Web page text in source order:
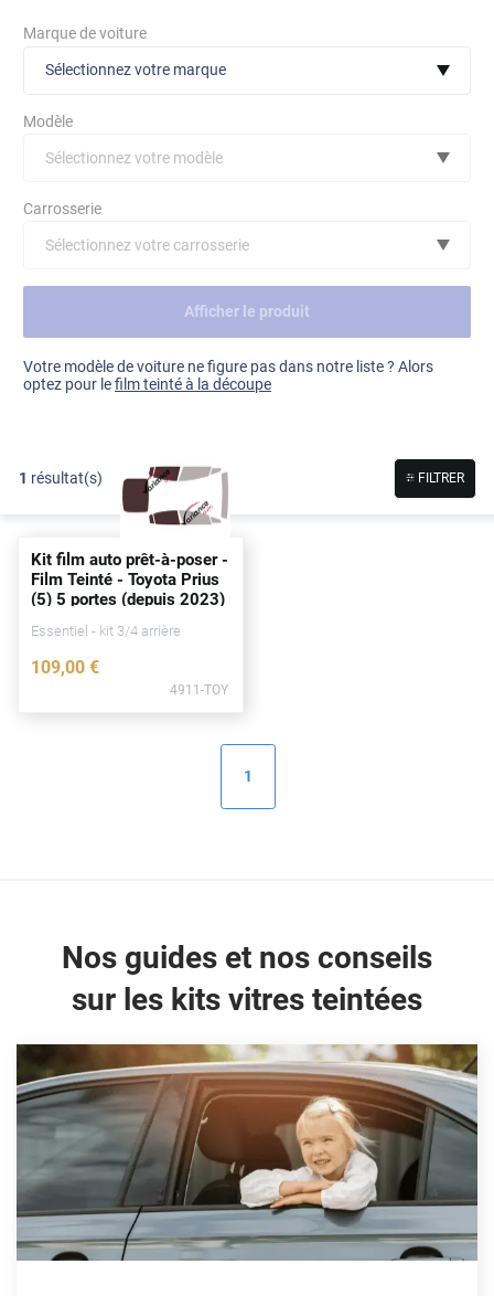
Marque de voiture
Sélectionnez votre marque
Ford
Hyundai
Land Rover
Mini
Skoda
Tesla
Toyota
Volkswagen
Alfa Romeo
Modèle
Sélectionnez votre modèle
Carrosserie
Sélectionnez votre carrosserie
Voir tout
Afficher le produit
Votre modèle de voiture ne figure pas dans notre liste ? Alors
optez pour lefilm teinté à la découpe
1 résultat(s) FILTRER
Kit film auto prêt-à-poser -
Film Teinté - Toyota Prius
(5) 5portes (depuis 2023)
Essentiel - kit 3/4 arrière
109,00 €
4911-TOY
1
Nos guides et nos conseils
sur les kits vitres teintées